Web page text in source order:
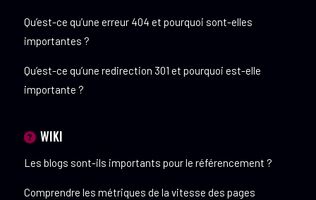
Qu’est-ce qu’une erreur 404 et pourquoi sont-elles
importantes ?
Qu’est-ce qu’une redirection 301 et pourquoi est-elle
importante ?
WIKI
Les blogs sont-ils importants pour le référencement ?
Comprendre les métriques de la vitesse des pages